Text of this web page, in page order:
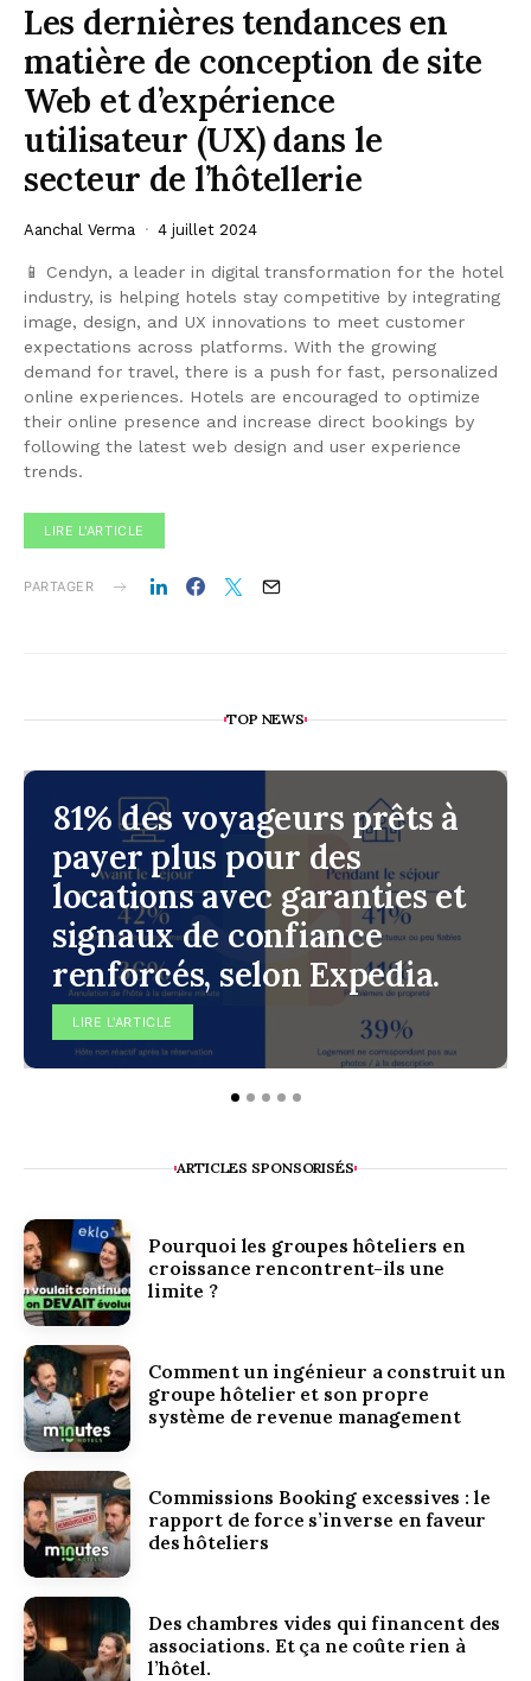
Les dernières tendances en
matière de conception de site
Web et d’expérience
utilisateur (UX) dans le
secteur de l’hôtellerie
Aanchal Verma 4 juillet 2024
📱 Cendyn, a leader in digital transformation for the hotel
industry, is helping hotels stay competitive by integrating
image, design, and UX innovations to meet customer
expectations across platforms. With the growing
demand for travel, there is a push for fast, personalized
online experiences. Hotels are encouraged to optimize
their online presence and increase direct bookings by
following the latest web design and user experience
trends.
LIRE L'ARTICLE
PARTAGER
TOP NEWS
81% des voyageurs prêts à
payer plus pour des
locations avec garanties et
signaux de confiance
renforcés, selon Expedia.
LIRE L'ARTICLE
ARTICLES SPONSORISÉS
Pourquoi les groupes hôteliers en
croissance rencontrent-ils une
limite ?
Comment un ingénieur a construit un
groupe hôtelier et son propre
système de revenue management
Commissions Booking excessives : le
rapport de force s’inverse en faveur
des hôteliers
Des chambres vides qui financent des
associations. Et ça ne coûte rien à
l’hôtel.